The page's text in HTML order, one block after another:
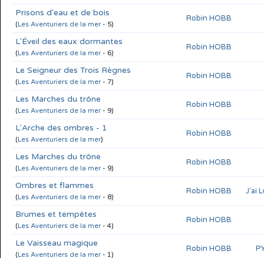
Prisons d'eau et de bois
(Les Aventuriers de la mer- 5)
Robin HOBB
L'Éveil des eaux dormantes
(Les Aventuriers de la mer- 6)
Robin HOBB
Le Seigneur des Trois Règnes
(Les Aventuriers de la mer- 7)
Robin HOBB
Les Marches du trône
(Les Aventuriers de la mer- 9)
Robin HOBB
L'Arche des ombres - 1
(Les Aventuriers de la mer)
Robin HOBB
Les Marches du trône
(Les Aventuriers de la mer- 9)
Robin HOBB
Ombres et flammes
(Les Aventuriers de la mer- 8)
Robin HOBB J'ai
Brumes et tempêtes
(Les Aventuriers de la mer- 4)
Robin HOBB
Le Vaisseau magique
(Les Aventuriers de la mer- 1)
Robin HOBB